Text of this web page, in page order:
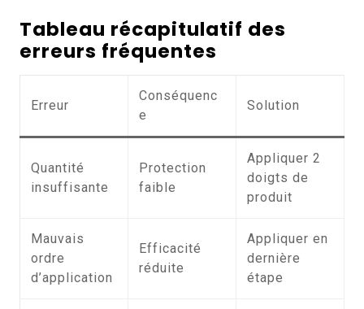
Tableau récapitulatif des
erreurs fréquentes
Erreur
Conséquenc
e
Solution
Quantité
insuffisante
Protection
faible
Appliquer 2
doigts de
produit
Mauvais
ordre
d’application
Efficacité
réduite
Appliquer en
dernière
étape